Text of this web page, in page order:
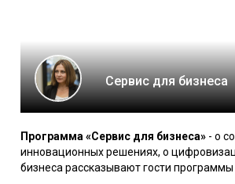
Сервис для бизнеса
Программа «Сервис для бизнеса» - о
инновационных решениях, о
бизнеса рассказывают гости